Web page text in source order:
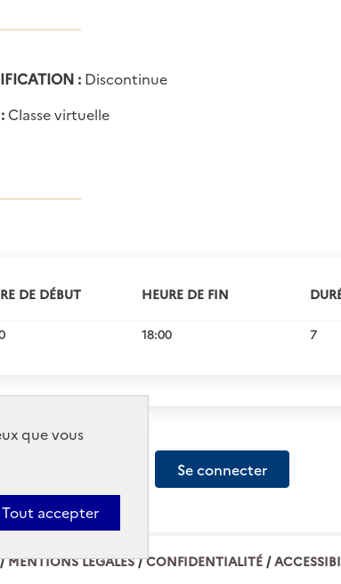
que vous
Tout accepter
: Discontinue
Classe virtuelle
DE DÉBUT HEURE DE FIN
18:00 7
Se connecter
MENTIONS LÉGALES CONFIDENTIALITÉ